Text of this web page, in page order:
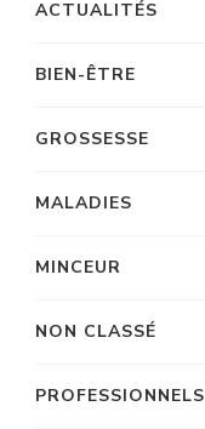
ACTUALITÉS
BIEN-ÊTRE
GROSSESSE
MALADIES
MINCEUR
NON CLASSÉ
PROFESSIONNELS